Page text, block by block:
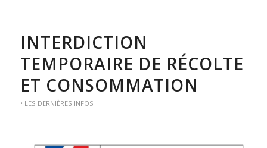
INTERDICTION
TEMPORAIRE DE RÉCOLTE
ET CONSOMMATION
• LES DERNIÈRES INFOS